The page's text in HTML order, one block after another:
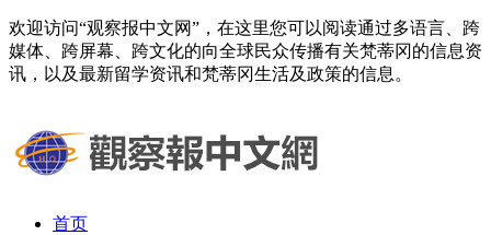
欢迎访问“观察报中文网”，在这里您可以阅读通过多语言、跨
媒体、跨屏幕、跨文化的向全球民众传播有关梵蒂冈的信息资
讯，以及最新留学资讯和梵蒂冈生活及政策的信息。
首页